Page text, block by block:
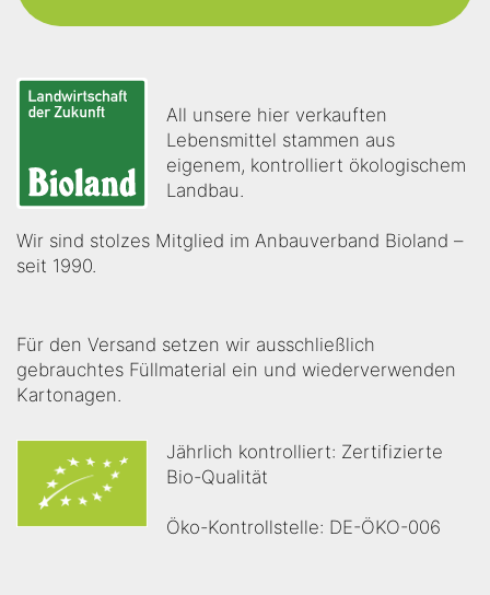
All unsere hier verkauften
Lebensmittel stammen aus
eigenem, kontrolliert ökologischem
Landbau.
Wir sind stolzes Mitglied im Anbauverband Bioland –
seit 1990.
Für den Versand setzen wir ausschließlich
gebrauchtes Füllmaterial ein und wiederverwenden
Kartonagen.
Jährlich kontrolliert: Zertifizierte
Bio-Qualität
Öko-Kontrollstelle: DE-ÖKO-006